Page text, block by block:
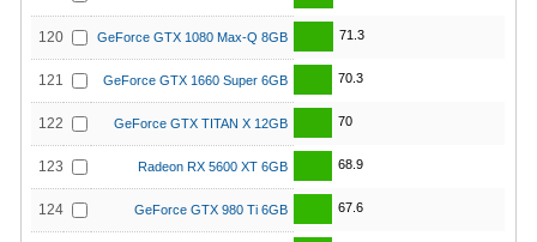
120 GeForce GTX 1080 Max-Q 8GB 71.3
121 GeForce GTX 1660 Super 6GB 70.3
122 GeForce GTX TITAN X 12GB 70
123 Radeon RX 5600 XT 6GB 68.9
124 GeForce GTX 980 Ti 6GB 67.6